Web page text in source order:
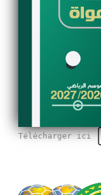
Télécharger ici